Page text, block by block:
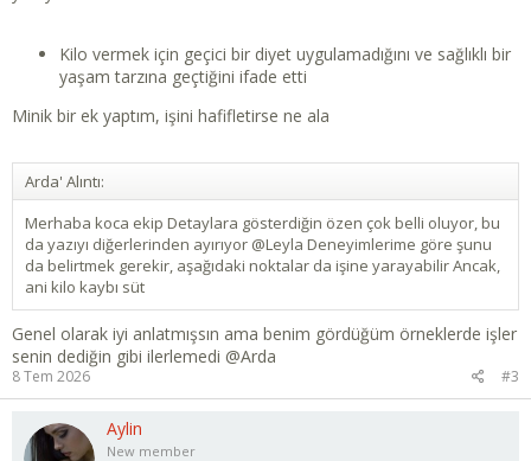
Kilo vermek için geçici bir diyet uygulamadığını ve sağlıklı bir
yaşam tarzına geçtiğini ifade etti
Minik bir ek yaptım, işini hafifletirse ne ala
Arda' Alıntı:
Merhaba koca ekip Detaylara gösterdiğin özen çok belli oluyor, bu
da yazıyı diğerlerinden ayırıyor @Leyla Deneyimlerime göre şunu
da belirtmek gerekir, aşağıdaki noktalar da işine yarayabilir Ancak,
ani kilo kaybı süt
Genel olarak iyi anlatmışsın ama benim gördüğüm örneklerde işler
senin dediğin gibi ilerlemedi @Arda
8 Tem 2026 #3
Aylin
New member